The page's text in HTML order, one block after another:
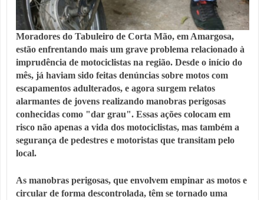
Moradores do Tabuleiro de Corta Mão, em Amargosa,
estão enfrentando mais um grave problema relacionado à
imprudência de motociclistas na região. Desde o início do
mês, já haviam sido feitas denúncias sobre motos com
escapamentos adulterados, e agora surgem relatos
alarmantes de jovens realizando manobras perigosas
conhecidas como "dar grau". Essas ações colocam em
risco não apenas a vida dos motociclistas, mas também a
segurança de pedestres e motoristas que transitam pelo
local.
As manobras perigosas, que envolvem empinar as motos e
circular de forma descontrolada, têm se tornado uma